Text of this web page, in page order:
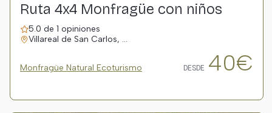
Ruta 4x4 Monfragüe con niños
5.0 de 1 opiniones
Villareal de San Carlos, …
Monfragüe Natural Ecoturismo DESDE 40€